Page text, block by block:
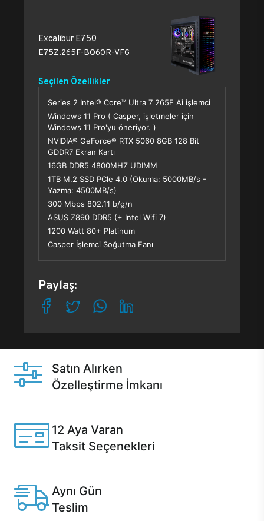
Excalibur E750
E75Z.265F-BQ60R-VFG
Seçilen Özellikler
Series 2 Intel® Core™ Ultra 7 265F Ai işlemci
Windows 11 Pro ( Casper, işletmeler için
Windows 11 Pro'yu öneriyor. )
NVIDIA® GeForce® RTX 5060 8GB 128 Bit
GDDR7 Ekran Kartı
16GB DDR5 4800MHZ UDIMM
1TB M.2 SSD PCle 4.0 (Okuma: 5000MB/s -
Yazma: 4500MB/s)
300 Mbps 802.11 b/g/n
ASUS Z890 DDR5 (+ Intel Wifi 7)
1200 Watt 80+ Platinum
Casper İşlemci Soğutma Fanı
Paylaş:
Satın Alırken
Özelleştirme İmkanı
12 Aya Varan
Taksit Seçenekleri
Aynı Gün
Teslim